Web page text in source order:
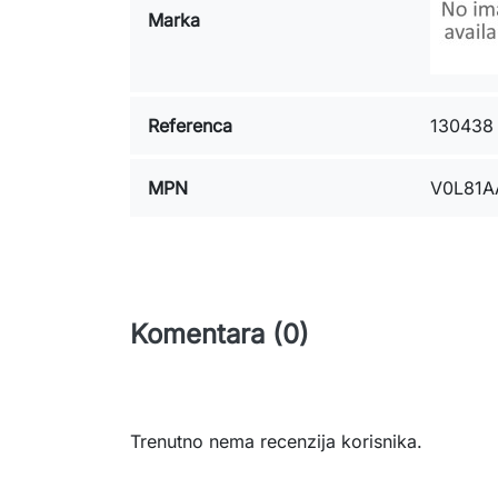
Marka
Referenca 130438
MPN
Komentara (0)
Trenutno nema recenzija korisnika.